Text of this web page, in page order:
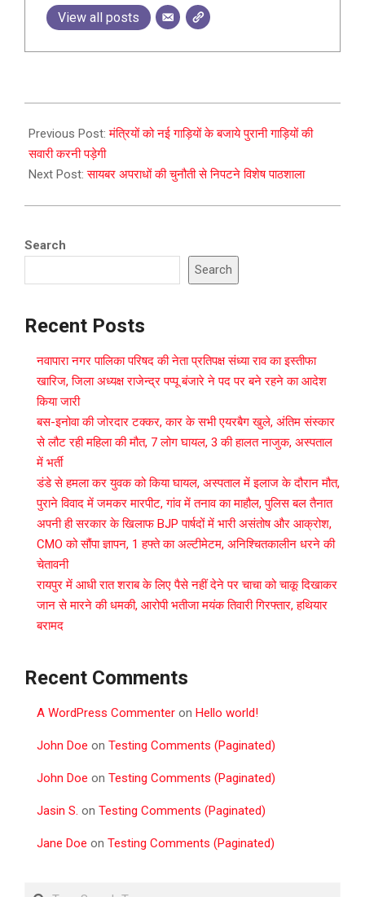
View all posts
12-
09
Previous Post:मंत्रियों को नई गाड़ियों के बजाये पुरानी गाड़ियों की
सवारी करनी पड़ेगी
Next Post:सायबर अपराधों की चुनौती से निपटने विशेष पाठशाला
Search
Search
Recent Posts
नवापारा नगर पालिका परिषद की नेता प्रतिपक्ष संध्या राव का इस्तीफा
खारिज, जिला अध्यक्ष राजेन्द्र पप्पू बंजारे ने पद पर बने रहने का आदेश
किया जारी
बस-इनोवा की जोरदार टक्कर, कार के सभी एयरबैग खुले, अंतिम संस्कार
से लौट रही महिला की मौत, 7 लोग घायल, 3 की हालत नाजुक, अस्पताल
में भर्ती
डंडे से हमला कर युवक को किया घायल, अस्पताल में इलाज के दौरान मौत,
पुराने विवाद में जमकर मारपीट, गांव में तनाव का माहौल, पुलिस बल तैनात
अपनी ही सरकार के खिलाफ BJP पार्षदों में भारी असंतोष और आक्रोश,
CMO को सौंपा ज्ञापन, 1 हफ्ते का अल्टीमेटम, अनिश्चितकालीन धरने की
चेतावनी
रायपुर में आधी रात शराब के लिए पैसे नहीं देने पर चाचा को चाकू दिखाकर
जान से मारने की धमकी, आरोपी भतीजा मयंक तिवारी गिरफ्तार, हथियार
बरामद
Recent Comments
A WordPress Commenter on Hello world!
John Doe on Testing Comments (Paginated)
John Doe on Testing Comments (Paginated)
Jasin S. on Testing Comments (Paginated)
Jane Doe on Testing Comments (Paginated)
Search